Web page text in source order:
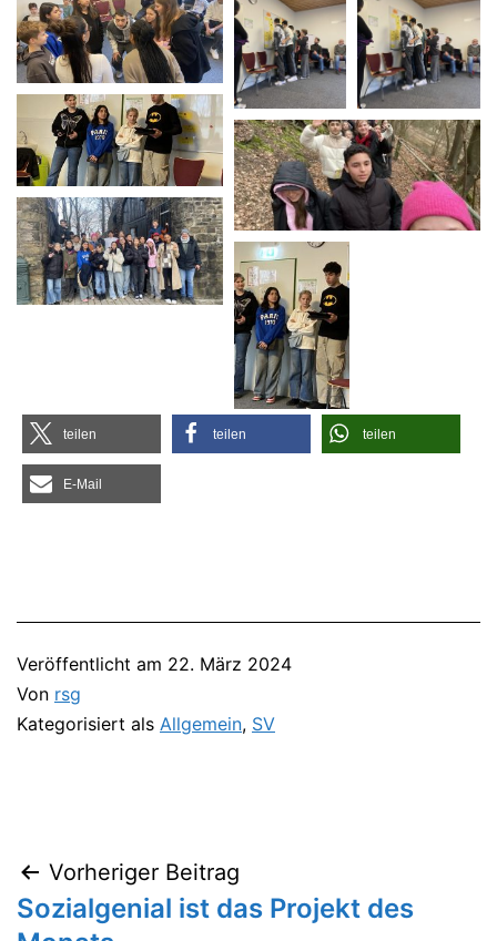
tei­len tei­len tei­len
E‑Mail
Veröffentlicht am 22. März 2024
Von rsg
Kategorisiert als Allgemein, SV
Beitragsnavigation
Vorheriger Beitrag
Sozialgenial ist das Projekt des